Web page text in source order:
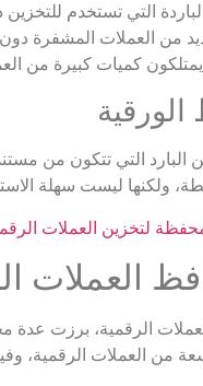
التي تستخدم
من العملات المشفرة
كميات كبيرة من
البارد التي تتكون من
ولكنها ليست سهلة
العملات
الرقمية، برزت
من العملات الرقمية،